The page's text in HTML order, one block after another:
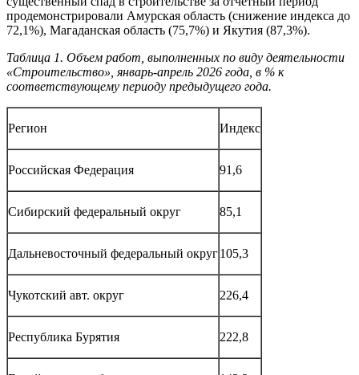
продемонстрировали Амурская область (снижение индекса до
72,1%), Магаданская область (75,7%) и Якутия (87,3%).
Таблица 1. Объем работ, выполненных по виду деятельности
«Строительство», январь-апрель 2026 года, в % к
соответствующему периоду предыдущего года.
Регион Индекс
Российская Федерация 91,6
Сибирский федеральный округ 85,1
Дальневосточный федеральный округ105,3
Чукотский авт. округ 226,4
Республика Бурятия 222,8